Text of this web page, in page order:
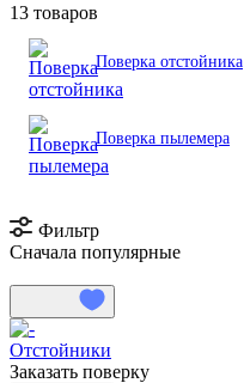
13 товаров
Поверка отстойника
Поверка пылемера
Фильтр
Сначала популярные
Отстойники
Заказать поверку